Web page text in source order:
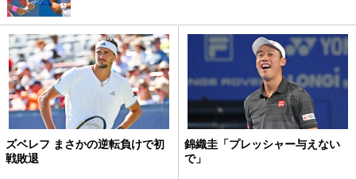
ズベレフ まさかの逆転負けで初
戦敗退
錦織圭「プレッシャー与えない
で」